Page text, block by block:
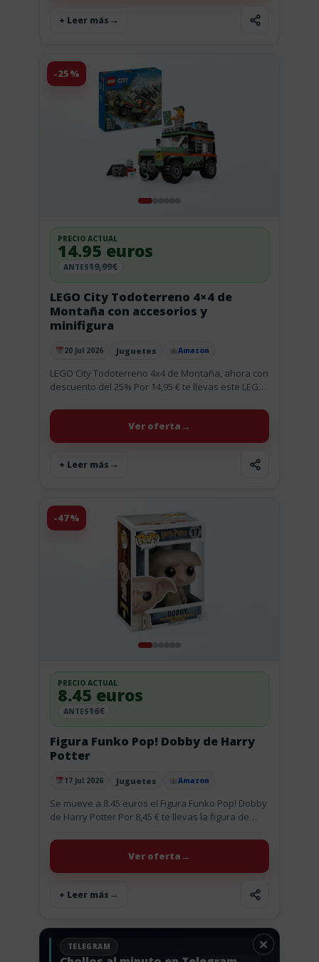
+ Leer más
-25%
Publicado el
20 Jul 2026 Juguetes Amazon
LEGO City Todoterreno 4×4 de
Montaña con accesorios y
minifigura
PRECIO ACTUAL
14.95 euros
ANTES19,99€
LEGO City Todoterreno 4x4 de Montaña, ahora con
descuento del 25% Por 14,95 € te llevas este LEGO
viene...
+ Leer más
Ver oferta
-47%
Publicado el
17 Jul 2026 Juguetes Amazon
Figura Funko Pop! Dobby de Harry
Potter
PRECIO ACTUAL
8.45 euros
ANTES16€
Se mueve a 8.45 euros el Figura Funko Pop! Dobby
de Harry Potter Por 8,45 € te llevas la figura de
+ Leer más
Ver oferta
×
TELEGRAM